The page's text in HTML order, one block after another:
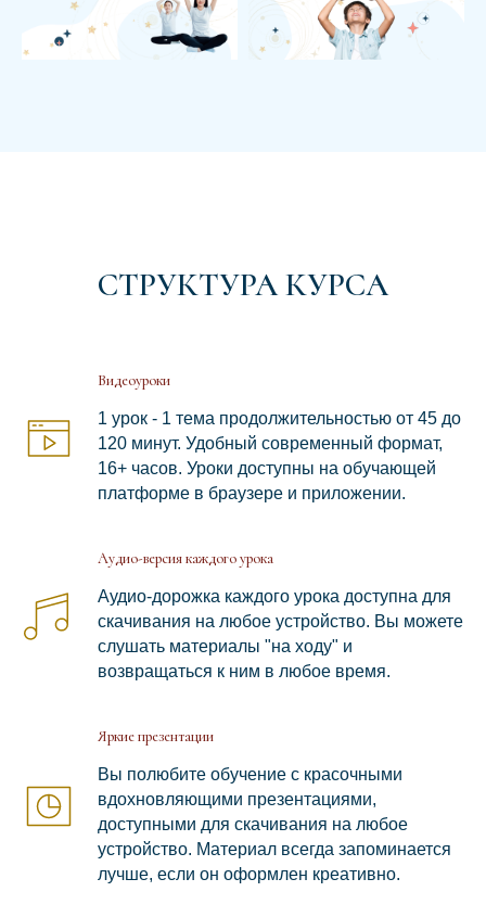
СТРУКТУРА КУРСА
Видеоуроки
1 урок - 1 тема продолжительностью от 45 до
120 минут. Удобный современный формат,
16+ часов. Уроки доступны на обучающей
платформе в браузере и приложении.
Аудио-версия каждого урока
Аудио-дорожка каждого урока доступна для
скачивания на любое устройство. Вы можете
слушать материалы "на ходу" и
возвращаться к ним в любое время.
Яркие презентации
Вы полюбите обучение с красочными
вдохновляющими презентациями,
доступными для скачивания на любое
устройство. Материал всегда запоминается
лучше, если он оформлен креативно.